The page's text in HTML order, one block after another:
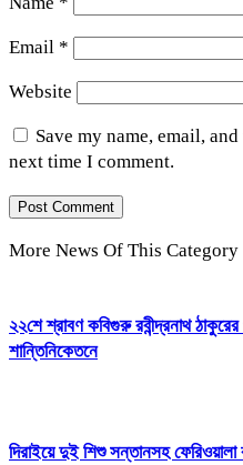
Email *
Website
Save my name, email,
next time I comment.
More News Of This Category
২২শে শ্রাবণ কবিগুরু রবীন্দ্রনাথ
শান্তিনিকেতনে
দিরাইয়ে দুই শিশু সন্তানসহ